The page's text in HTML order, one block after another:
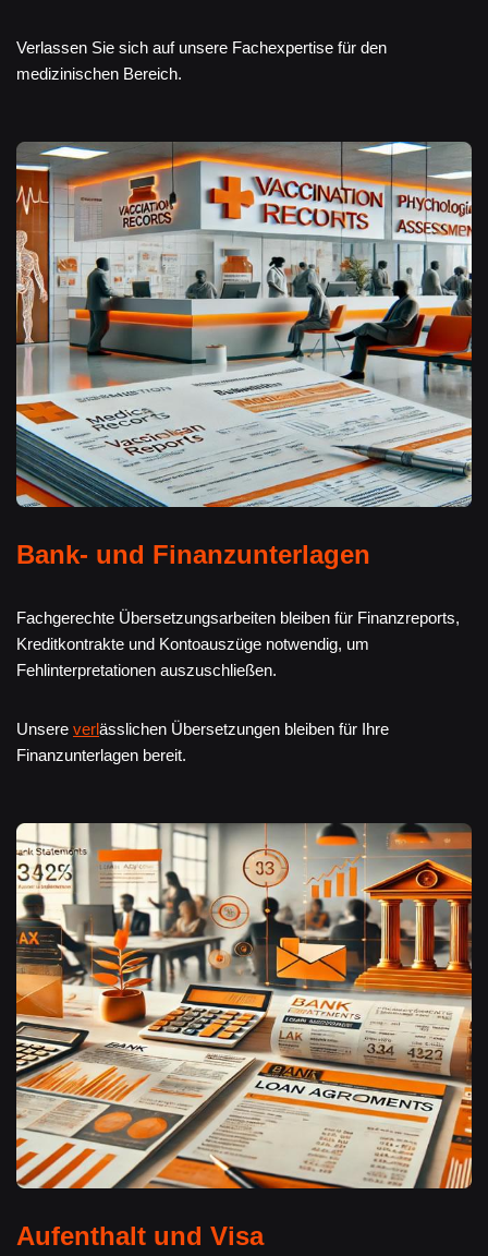
Verlassen Sie sich auf unsere Fachexpertise für den
medizinischen Bereich.
Bank- und Finanzunterlagen
Fachgerechte Übersetzungsarbeiten bleiben für Finanzreports,
Kreditkontrakte und Kontoauszüge notwendig, um
Fehlinterpretationen auszuschließen.
Unsere verlässlichen Übersetzungen bleiben für Ihre
Finanzunterlagen bereit.
Aufenthalt und Visa